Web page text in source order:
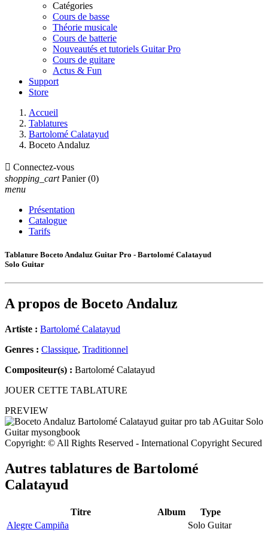
Catégories
Cours de basse
Théorie musicale
Cours de batterie
Nouveautés et tutoriels Guitar Pro
Cours de guitare
Actus & Fun
Support
Store
Accueil
Tablatures
Bartolomé Calatayud
Boceto Andaluz
 Connectez-vous
shopping_cart Panier (0)
menu
Présentation
Catalogue
Tarifs
Tablature Boceto Andaluz Guitar Pro - Bartolomé Calatayud
Solo Guitar
A propos de Boceto Andaluz
Artiste : Bartolomé Calatayud
Genres : Classique, Traditionnel
Compositeur(s) : Bartolomé Calatayud
JOUER CETTE TABLATURE
PREVIEW
Copyright: © All Rights Reserved - International Copyright Secured
Autres tablatures de Bartolomé
Calatayud
Titre Album
Type
Alegre Campiña
Solo Guitar